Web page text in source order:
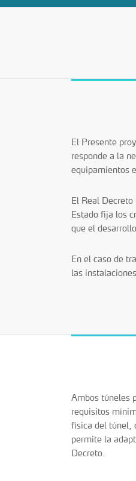
El Presente
responde a la
equipamientos
El Real
Estado fija los
que el
En el caso de
las
Ambos túneles
requisitos
física del túnel,
permite la
Decreto.